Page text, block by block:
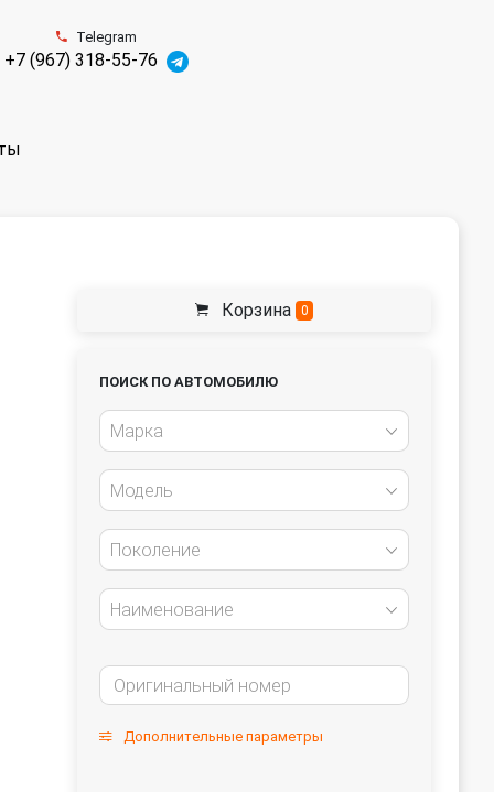
Telegram
+7 (967) 318-55-76
Корзина 0
ПОИСК ПО АВТОМОБИЛЮ
Марка
Модель
Поколение
Наименование
Дополнительные параметры